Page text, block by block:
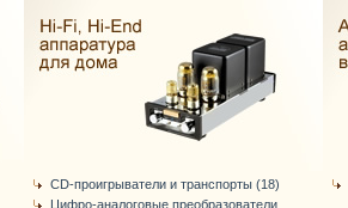
CD-проигрыватели и транспорты (18)
Цифро-аналоговые преобразователи